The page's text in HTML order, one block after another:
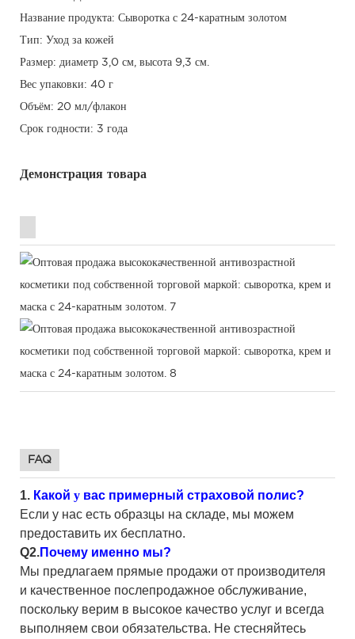
Название продукта: Сыворотка с 24-каратным золотом
Тип: Уход за кожей
Размер: диаметр 3,0 см, высота 9,3 см.
Вес упаковки: 40 г
Объём: 20 мл/флакон
Срок годности: 3 года
Демонстрация товара
FAQ
1. Какой у вас примерный страховой полис?
Если у нас есть образцы на складе, мы можем
предоставить их бесплатно.
Q2.Почему именно мы?
Мы предлагаем прямые продажи от производителя
и качественное послепродажное обслуживание,
поскольку верим в высокое качество услуг и всегда
выполняем свои обязательства. Не стесняйтесь